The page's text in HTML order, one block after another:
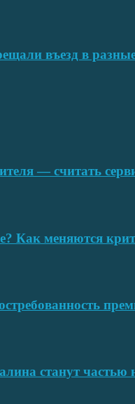
въезд в
— считать
Как меняются
станут частью